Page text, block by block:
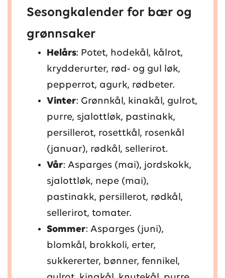
Sesongkalender for bær og
grønnsaker
Helårs: Potet, hodekål, kålrot,
krydderurter, rød- og gul løk,
pepperrot, agurk, rødbeter.
Vinter: Grønnkål, kinakål, gulrot,
purre, sjalottløk, pastinakk,
persillerot, rosettkål, rosenkål
(januar), rødkål, sellerirot.
Vår: Asparges (mai), jordskokk,
sjalottløk, nepe (mai),
pastinakk, persillerot, rødkål,
sellerirot, tomater.
Sommer: Asparges (juni),
blomkål, brokkoli, erter,
sukkererter, bønner, fennikel,